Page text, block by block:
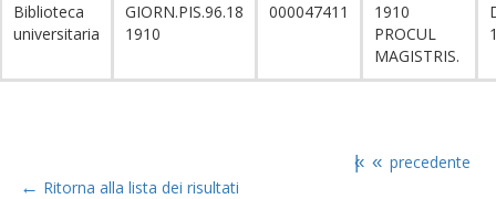
Biblioteca
universitaria
GIORN.PIS.96.18
1910
000047411
1910
PROCUL
MAGISTRIS.
|« « precedente
← Ritorna alla lista dei risultati